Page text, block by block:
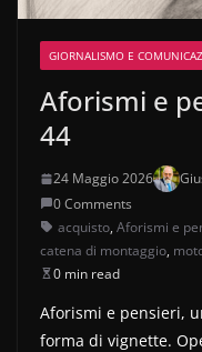
GIORNALISMO E
Aforismi e
44
24 Maggio 2026
0 Comments
acquisto, Aforismi e
catena di montaggio,
0 min read
Aforismi e pensieri,
forma di vignette.